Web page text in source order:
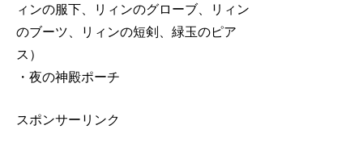
ィンの服下、リィンのグローブ、リィン
のブーツ、リィンの短剣、緑玉のピア
ス）
・夜の神殿ポーチ
スポンサーリンク